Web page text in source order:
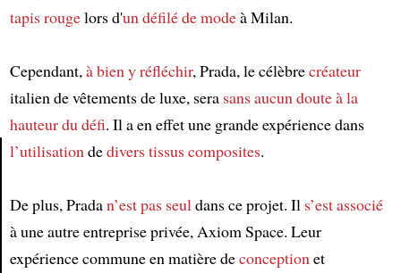
tapis rougelors d'un défilé de modeà Milan.
Cependant,à bien y réfléchir, Prada, le célèbrecréateur
italien de vêtements de luxe, sera sans aucun douteà la
hauteur du défi. Il a en effet une grande expérience dans
l’utilisationdedivers tissus composites.
De plus, Pradan’est pas seuldans ce projet. Il s’est associé
à une autre entreprise privée, Axiom Space. Leur
expérience commune en matière deconceptionet